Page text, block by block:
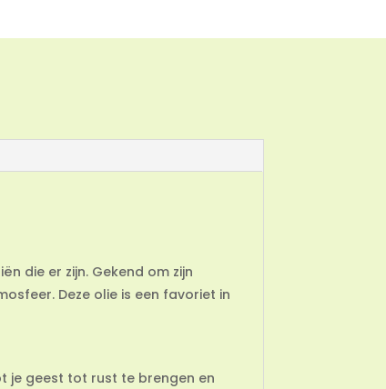
die er zijn. Gekend om zijn
Deze olie is een favoriet in
je geest tot rust te brengen en